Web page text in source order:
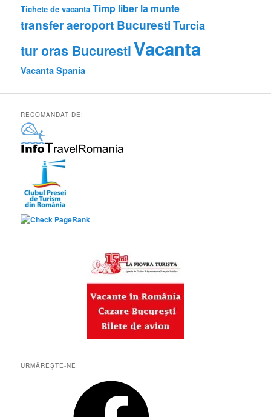
Tichete de vacanta Timp liber la munte
transfer aeroport BucurestiTurcia
tur oras BucurestiVacanta
Vacanta Spania
RECOMANDAT DE:
URMĂREȘTE-NE